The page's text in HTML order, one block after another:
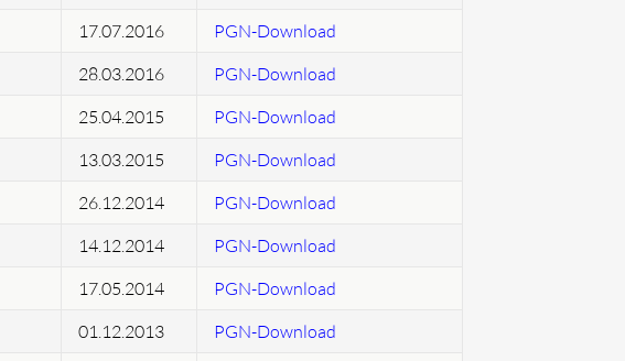
17.07.2016
PGN-Download
28.03.2016
PGN-Download
25.04.2015
PGN-Download
13.03.2015
PGN-Download
26.12.2014
PGN-Download
14.12.2014
PGN-Download
17.05.2014
PGN-Download
01.12.2013
PGN-Download